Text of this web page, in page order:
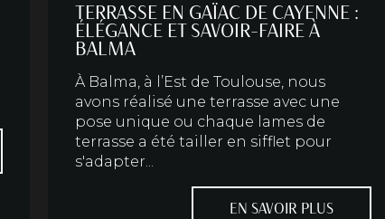
TERRASSE EN GAÏAC DE CAYENNE :
ÉLÉGANCE ET SAVOIR-FAIRE À
BALMA
À Balma, à l’Est de Toulouse, nous
avons réalisé une terrasse avec une
pose unique ou chaque lames de
terrasse a été tailler en sifflet pour
s'adapter...
EN SAVOIR PLUS